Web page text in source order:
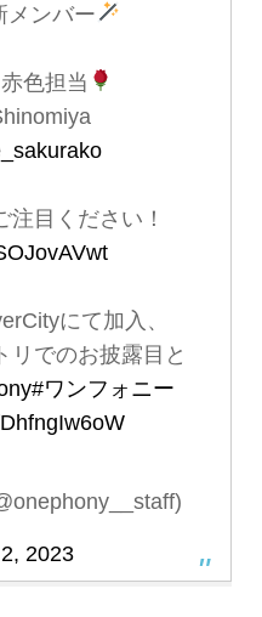
メンバー
色担当
目ください！
にて加入、
リでのお披露目と
#ワンフォニー
2023